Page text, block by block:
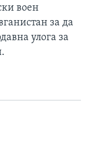
воен
за да
улога за